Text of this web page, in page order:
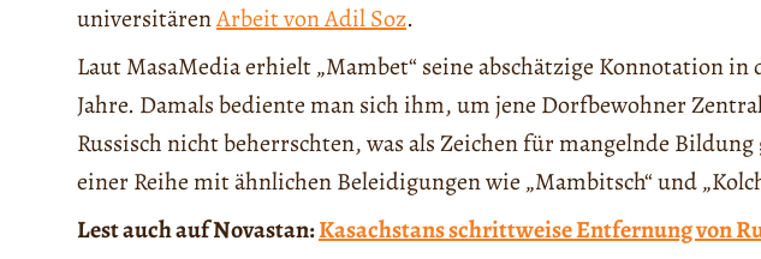
universitärenArbeit von Adil Soz.
Laut MasaMedia erhielt „Mambet“ seine abschätzige Konnotation
Jahre. Damals bediente man sich ihm, um jene Dorfbewohner
Russisch nicht beherrschten, was als Zeichen für mangelnde
einer Reihe mit ähnlichen Beleidigungen wie „Mambitsch“ und
Lest auch auf Novastan:Kasachstans schrittweise Entfernung von